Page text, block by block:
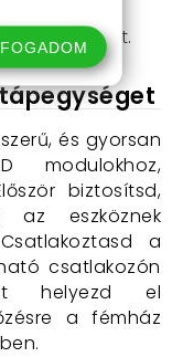
károsodását.
és gyorsan
modulokhoz,
biztosítsd,
eszköznek
a
csatlakozón
helyezd el
a fémház